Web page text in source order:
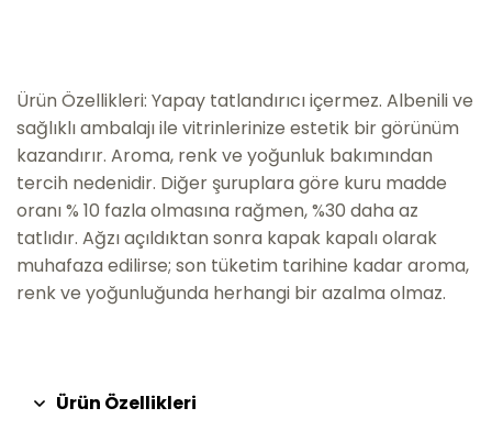
Ürün Özellikleri: Yapay tatlandırıcı içermez. Albenili ve
sağlıklı ambalajı ile vitrinlerinize estetik bir görünüm
kazandırır. Aroma, renk ve yoğunluk bakımından
tercih nedenidir. Diğer şuruplara göre kuru madde
oranı % 10 fazla olmasına rağmen, %30 daha az
tatlıdır. Ağzı açıldıktan sonra kapak kapalı olarak
muhafaza edilirse; son tüketim tarihine kadar aroma,
renk ve yoğunluğunda herhangi bir azalma olmaz.
Ürün Özellikleri